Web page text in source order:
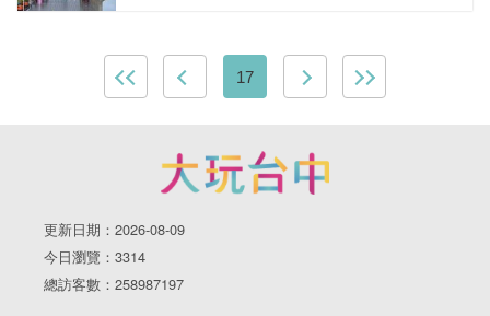
17
更新日期：2026-08-09
今日瀏覽：3314
總訪客數：258987197